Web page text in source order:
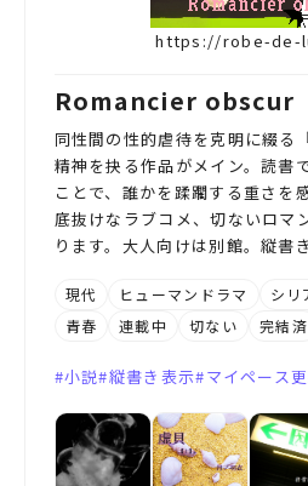
https://robe-de-
Romancier obscur
同性間の性的虐待を克明に綴る
精神を抉る作品がメイン。読書
ことで、誰かを蹂躙する重さを
底抜けなラブコメ、切ないロマ
ります。大人向けは別館。縦書
現代 ヒューマンドラマ シリ
青春
連載中 切ない 完結済
小説 縦書き表示 マイペース